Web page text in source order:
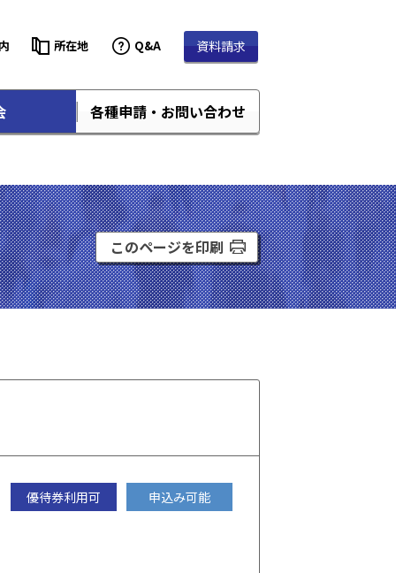
所在地 Q&A 資料請求
各種申請・お問い合わせ
このページを印刷
優待券利用可 申込み可能